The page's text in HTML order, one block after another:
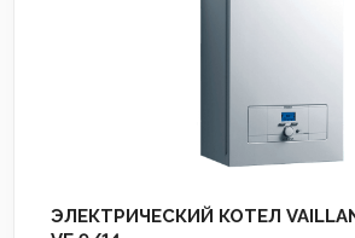
ЭЛЕКТРИЧЕСКИЙ КОТЕЛ